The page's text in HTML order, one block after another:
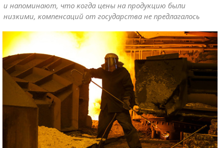
и напоминают, что когда цены на продукцию были
низкими, компенсаций от государства не предлагалось